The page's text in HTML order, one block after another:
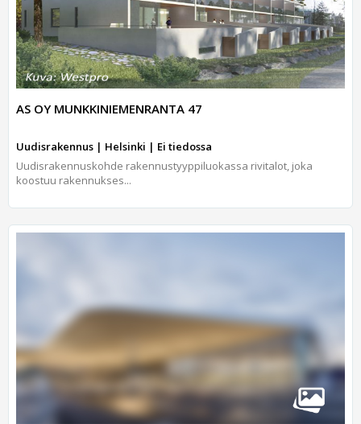
AS OY MUNKKINIEMENRANTA 47
Uudisrakennus | Helsinki | Ei tiedossa
Uudisrakennuskohde rakennustyyppiluokassa rivitalot, joka
koostuu rakennukses...